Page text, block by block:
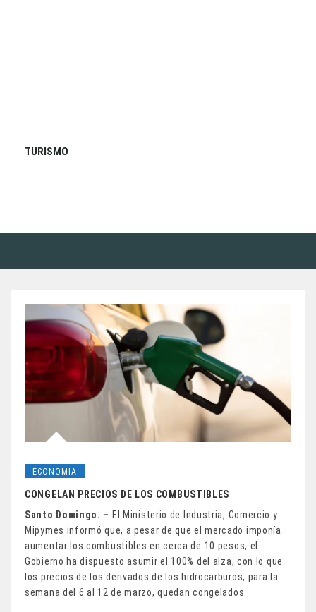
TURISMO
ECONOMIA
CONGELAN PRECIOS DE LOS COMBUSTIBLES
Santo Domingo. – El Ministerio de Industria, Comercio y
Mipymes informó que, a pesar de que el mercado imponía
aumentar los combustibles en cerca de 10 pesos, el
Gobierno ha dispuesto asumir el 100% del alza, con lo que
los precios de los derivados de los hidrocarburos, para la
semana del 6 al 12 de marzo, quedan congelados.